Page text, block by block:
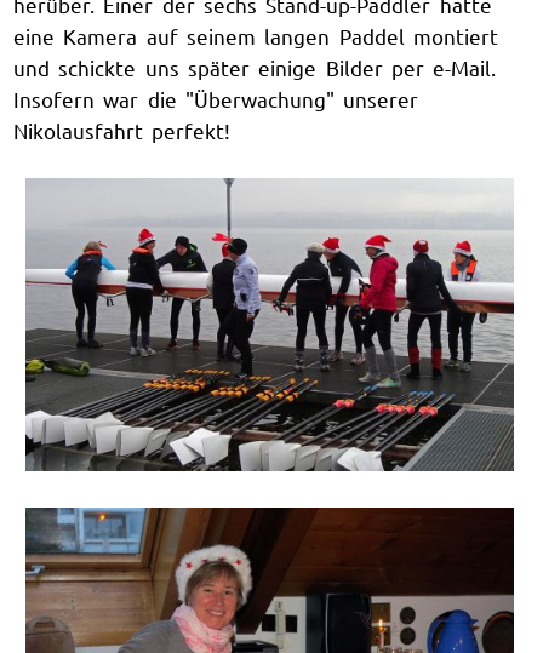
eine Kamera auf seinem langen Paddel montiert
und schickte uns später einige Bilder per e-Mail.
Insofern war die "Überwachung" unserer
Nikolausfahrt perfekt!